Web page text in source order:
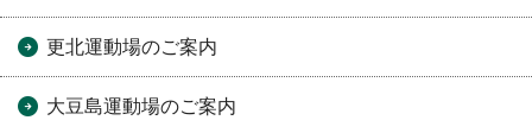
更北運動場のご案内
大豆島運動場のご案内